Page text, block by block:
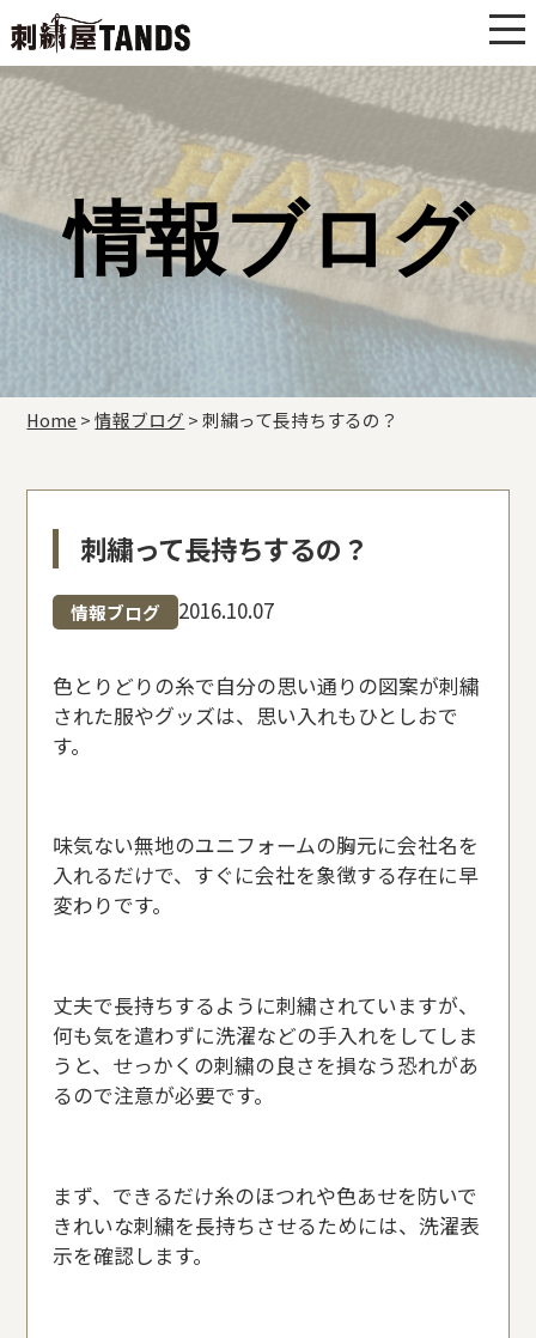
情報ブログ
Home >情報ブログ >刺繍って長持ちするの？
刺繍って長持ちするの？
情報ブログ 2016.10.07
色とりどりの糸で自分の思い通りの図案が刺繍
された服やグッズは、思い入れもひとしおで
す。
味気ない無地のユニフォームの胸元に会社名を
入れるだけで、すぐに会社を象徴する存在に早
変わりです。
丈夫で長持ちするように刺繍されていますが、
何も気を遣わずに洗濯などの手入れをしてしま
うと、せっかくの刺繍の良さを損なう恐れがあ
るので注意が必要です。
まず、できるだけ糸のほつれや色あせを防いで
きれいな刺繍を長持ちさせるためには、洗濯表
示を確認します。